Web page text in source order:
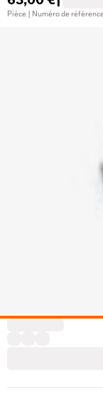
Pièce | Numéro de